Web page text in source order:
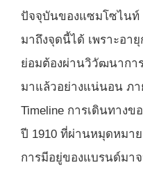
ปัจจุบันของแซมโซไน
มาถึงจุดนี้ได้ เพราะอา
ย่อมต้องผ่านวิวัฒนากา
มาแล้วอย่างแน่นอน ภา
Timeline การเดินทางข
ปี 1910 ที่ผ่านหมุดหมา
การมีอยู่ของแบรนด์มา